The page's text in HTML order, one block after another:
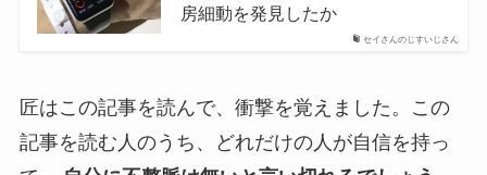
セイさんのじすいじさん
房細動を発見したか
匠はこの記事を読んで、衝撃を覚えました。この
記事を読む人のうち、どれだけの人が自信を持っ